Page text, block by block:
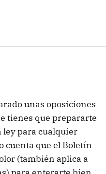
unas oposiciones
tienes que prepararte
ley para cualquier
cuenta que el Boletín
(también aplica a